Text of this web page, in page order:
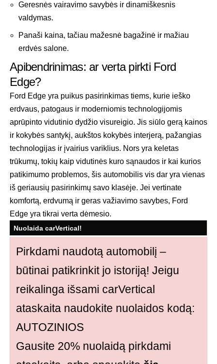
Geresnės vairavimo savybės ir dinamiškesnis
valdymas.
Panaši kaina, tačiau mažesnė bagažinė ir mažiau
erdvės salone.
Apibendrinimas: ar verta pirkti Ford
Edge?
Ford Edge yra puikus pasirinkimas tiems, kurie ieško
erdvaus, patogaus ir moderniomis technologijomis
aprūpinto vidutinio dydžio visureigio. Jis siūlo gerą kainos
ir kokybės santykį, aukštos kokybės interjerą, pažangias
technologijas ir įvairius variklius. Nors yra keletas
trūkumų, tokių kaip vidutinės kuro sąnaudos ir kai kurios
patikimumo problemos, šis automobilis vis dar yra vienas
iš geriausių pasirinkimų savo klasėje. Jei vertinate
komfortą, erdvumą ir geras važiavimo savybes, Ford
Edge yra tikrai verta dėmesio.
Nuolaida carVertical!
Pirkdami naudotą automobilį –
būtinai patikrinkit jo istoriją! Jeigu
reikalinga išsami carVertical
ataskaita naudokite nuolaidos kodą:
AUTOZINIOS
Gausite 20% nuolaidą pirkdami